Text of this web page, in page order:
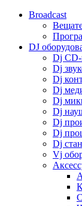
Broadcast
DJ
Dj CD-
Dj
Dj
Dj
Dj
Dj
Dj
Dj
Dj
Vj